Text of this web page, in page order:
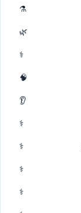
⚗️
🌿
⚕️
🧠
👂
⚕️
⚕️
⚕️
⚕️